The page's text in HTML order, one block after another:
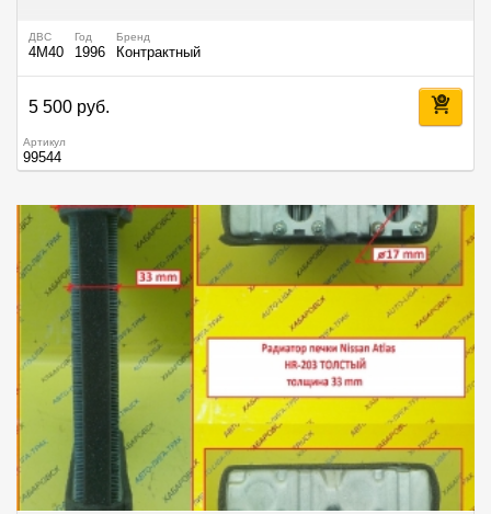
ДВС
4M40
Год
1996
Бренд
Контрактный
5 500 руб.
Артикул
99544